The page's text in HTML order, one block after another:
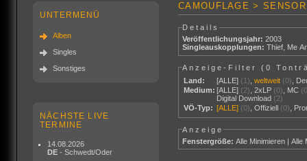
UNTERMENÜ
Alben
Singles
Sonstiges
NÄCHSTE LIVE
TERMINE
14.08.2026
DE - Schwedt/Oder
CAMOUFLAGE > SENSOR
Details
Veröffentlichungsjahr: 2003
Singleauskopplungen: Thief, Me
Anzeige-Filter (0
Land:
[ALLE] (1) ,weltweit (0)
Medium: [ALLE] (2) ,2xLP (0) MC
Digital Download (2)
VÖ-Typ: [ALLE] (0) ,Offiziell (0)
Anzeige
Fenstergröße: Alle Minimieren |Alle